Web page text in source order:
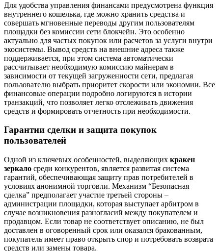
Для удобства управления финансами предусмотрена функция
внутреннего кошелька, где можно хранить средства и
совершать мгновенные переводы другим пользователям
площадки без комиссии сети блокчейн. Это особенно
актуально для частых покупок или расчетов за услуги внутри
экосистемы. Вывод средств на внешние адреса также
поддерживается, при этом система автоматически
рассчитывает необходимую комиссию майнерам в
зависимости от текущей загруженности сети, предлагая
пользователю выбрать приоритет скорости или экономии. Все
финансовые операции подробно логируются в истории
транзакций, что позволяет легко отслеживать движения
средств и формировать отчетность при необходимости.
Гарантии сделки и защита покупок
пользователей
Одной из ключевых особенностей, выделяющих кракен
зеркало среди конкурентов, является развитая система
гарантий, обеспечивающая защиту прав потребителей в
условиях анонимной торговли. Механизм “Безопасная
сделка” предполагает участие третьей стороны –
администрации площадки, которая выступает арбитром в
случае возникновения разногласий между покупателем и
продавцом. Если товар не соответствует описанию, не был
доставлен в оговоренный срок или оказался бракованным,
покупатель имеет право открыть спор и потребовать возврата
средств или замены товара.